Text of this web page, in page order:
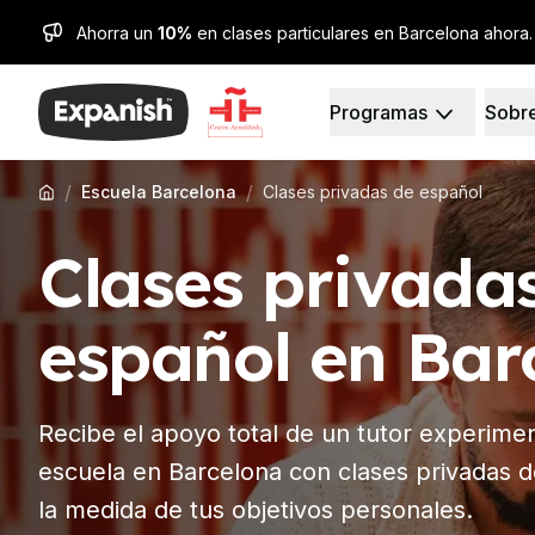
Ahorra un 10% en clases particulares en Barcelona ahora.
Escuelas de Español
Barcelona
Escuela de español de
Clases grupales de
Curso nocturno en
Cursos de larga
Programa 30+
Programa 50+
Preparación para el
Preparación para el
Lecciones privadas
Madrid
Escuela de español de
Clases grupales de
Programas
Quienes somos
Nuestro equipo
Nuestro Impacto
Carreras
Por qué Expanish
Métodos de
Acreditaciones
Salud y seguridad
Sostenibilidad
Diversidad y
Experiencia estudiantil
Testimonios
Nuestros Centros de
Partners
/ Escuela Barcelona / Clases privadas de español
Clases
español en
Recibe el apoyo total de un tutor
escuela en Barcelona con clases privadas
la medida de tus objetivos personales.